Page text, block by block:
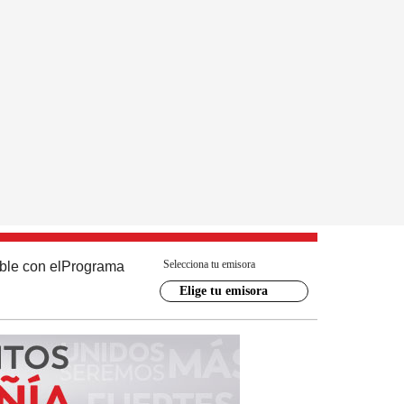
con el Programa Selecciona tu emisora
Elige tu emisora